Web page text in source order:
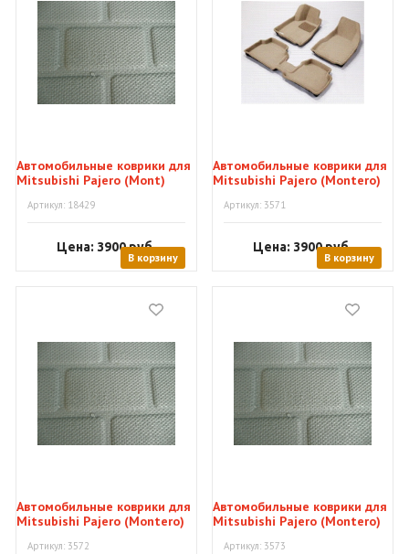
Автомобильные коврики для
Mitsubishi Pajero (Mont)
Артикул: 18429
Цена: 3900руб.
В корзину
Автомобильные коврики для
Mitsubishi Pajero (Montero)
Артикул: 3571
Цена: 3900руб.
В корзину
Автомобильные коврики для
Mitsubishi Pajero (Montero)
Артикул: 3572
Автомобильные коврики для
Mitsubishi Pajero (Montero)
Артикул: 3573